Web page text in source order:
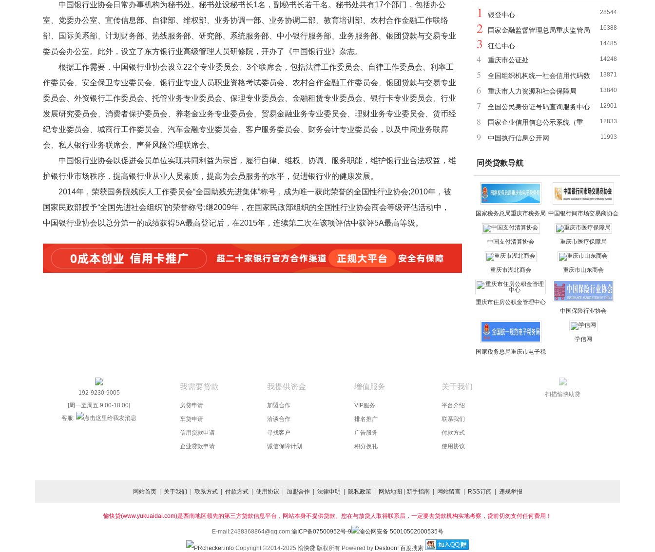
中国银行业协会日常办事机构为秘书处。秘书处设秘书长1名，副秘书长若干名。秘书处共有17个部门，包括办公
室、党委办公室、宣传信息部、自律部、维权部、业务协调一部、业务协调二部、教育培训部、农村合作金融工作联络
部、国际关系部、计划财务部、热线服务部、研究部、系统服务部、中小银行服务部、业务服务部、银团贷款与交易专业
委员会办公室。此外，设立了东方银行业高级管理人员研修院，开办了《中国银行业》杂志。
根据工作需要，中国银行业协会设立22个专业委员会、3个联席会，包括法律工作委员会、自律工作委员会、利率工
作委员会、安全保卫专业委员会、银行业专业人员职业资格考试委员会、农村合作金融工作委员会、银团贷款与交易专业
委员会、外资银行工作委员会、托管业务专业委员会、保理专业委员会、金融租赁专业委员会、银行卡专业委员会、行业
发展研究委员会、消费者保护委员会、养老金业务专业委员会、贸易金融业务专业委员会、理财业务专业委员会、货币经
纪专业委员会、城商行工作委员会、汽车金融专业委员会、客户服务委员会、财务会计专业委员会，以及中间业务联席
会、私人银行业务联席会、声誉风险管理联席会。
中国银行业协会以促进会员单位实现共同利益为宗旨，履行自律、维权、协调、服务职能，维护银行业合法权益，维
护银行业市场秩序，提高银行业从业人员素质，提高为会员服务的水平，促进银行业的健康发展。
2014年，荣获国务院残疾人工作委员会“全国助残先进集体”称号，成为唯一获此荣誉的全国性行业协会;2010年，被
国家民政部授予“全国先进社会组织”的荣誉称号;继2009年，在国家民政部组织的全国性行业协会商会等级评估活动中，
中国银行业协会以总分第一的成绩获得5A最高登记后，在2015年，连续第二次在该项评估中获评5A最高等级。
28544
1 银登中心
16388
2 国家金融监督管理总局重庆监管局
14485
3 征信中心
14248
4 重庆市公证处
13871
5
全国组织机构统一社会信用代码数
据服务中心
13840
6 重庆市人力资源和社会保障局
12901
7 全国公民身份证号码查询服务中心
12833
8
国家企业信用信息公示系统（重
庆）
11993
9 中国执行信息公开网
同类贷款导航
国家税务总局重庆市税务局 中国银行间市场交易商协会
中国支付清算协会 重庆市医疗保障局
重庆市湖北商会 重庆市山东商会
重庆市住房公积金管理中心
中国保险行业协会
国家税务总局重庆市电子税
学信网
192-9230-9005
[周一至周五 9:00-18:00]
客服:
我需要贷款
房贷申请
车贷申请
信用贷款申请
企业贷款申请
我提供资金
加盟合作
洽谈合作
寻找客户
诚信保障计划
增值服务
VIP服务
排名推广
广告服务
积分换礼
关于我们
平台介绍
联系我们
付款方式
使用协议
扫描愉快助贷
网站首页| 关于我们 联系方式| 付款方式| 使用协议 加盟合作| 法律申明 隐私政策| 网站地图 新手指南| 网站留言| RSS订阅 违规举报
愉快贷(www.yukuaidai.com)是西南地区领先的第三方贷款信息平台，网站本身不提供贷款。您在与放贷人取得联系后，一定要去贷款机构实地考察，贷前切勿支付任何费用！
E-mail:2438368864@qq.com 渝ICP备07500952号-9 渝公网安备 50010502000535号
Copyright ©2014-2025愉快贷 版权所有 Powered by Destoon! 百度搜索